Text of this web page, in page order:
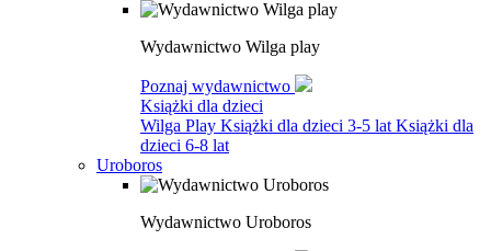
Wydawnictwo Wilga play
Poznaj wydawnictwo
Książki dla dzieci
Wilga Play Książki dla dzieci 3-5 lat Książki dla
dzieci 6-8 lat
Uroboros
Wydawnictwo Uroboros